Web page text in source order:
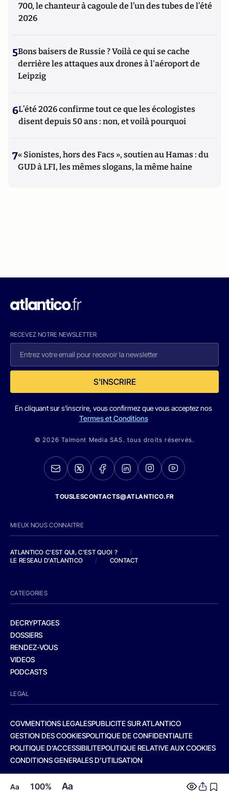
Aa 100% Aa
700, le chanteur à cagoule de l’un des tubes de l’été
2026
5Bons baisers de Russie ? Voilà ce qui se cache
derrière les attaques aux drones à l'aéroport de
Leipzig
6L’été 2026 confirme tout ce que les écologistes
disent depuis 50 ans : non, et voilà pourquoi
7« Sionistes, hors des Facs », soutien au Hamas : du
GUD à LFI, les mêmes slogans, la même haine
RECEVEZ NOTRE NEWSLETTER
S'INSCRIRE
En cliquant sur s'inscrire, vous confirmez que vous acceptez nos
Termes et Conditions
© 2026 Talmont Media SAS. tous droits réservés.
TOUSLESCONTACTS@ATLANTICO.FR
MIEUX NOUS CONNAITRE
ATLANTICO C'EST QUI, C'EST QUOI ?
/
LE RESEAU D'ATLANTICO
/ CONTACT
CATEGORIES
DECRYPTAGES
DOSSIERS
RENDEZ-VOUS
VIDEOS
PODCASTS
LEGAL
CGVMENTIONS LEGALESPUBLICITE SUR ATLANTICO
GESTION DES COOKIESPOLITIQUE DE CONFIDENTIALITE
POLITIQUE D’ACCESSIBILITEPOLITIQUE RELATIVE AUX COOKIES
CONDITIONS GENERALES D’UTILISATION